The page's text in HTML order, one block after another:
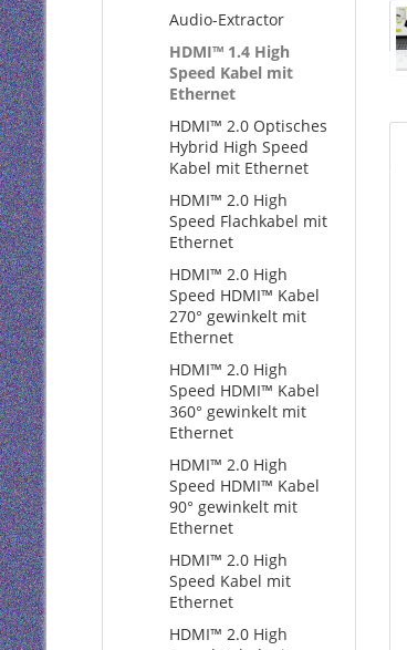
Audio-Extractor
HDMI™ 1.4 High
Speed Kabel mit
Ethernet
HDMI™ 2.0 Optisches
Hybrid High Speed
Kabel mit Ethernet
HDMI™ 2.0 High
Speed Flachkabel mit
Ethernet
HDMI™ 2.0 High
Speed HDMI™ Kabel
270° gewinkelt mit
Ethernet
HDMI™ 2.0 High
Speed HDMI™ Kabel
360° gewinkelt mit
Ethernet
HDMI™ 2.0 High
Speed HDMI™ Kabel
90° gewinkelt mit
Ethernet
HDMI™ 2.0 High
Speed Kabel mit
Ethernet
HDMI™ 2.0 High